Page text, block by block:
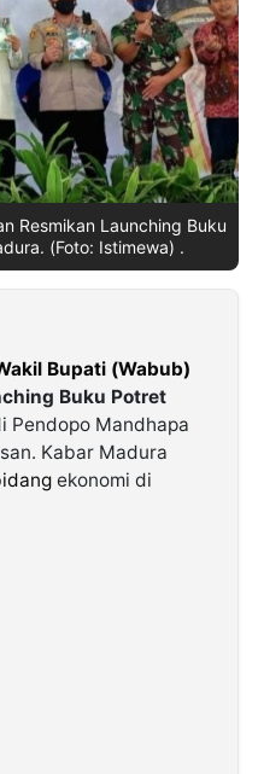
Resmikan Launching Buku
(Foto: Istimewa) .
Bupati (Wabub)
Buku Potret
Pendopo Mandhapa
Kabar Madura
ekonomi di